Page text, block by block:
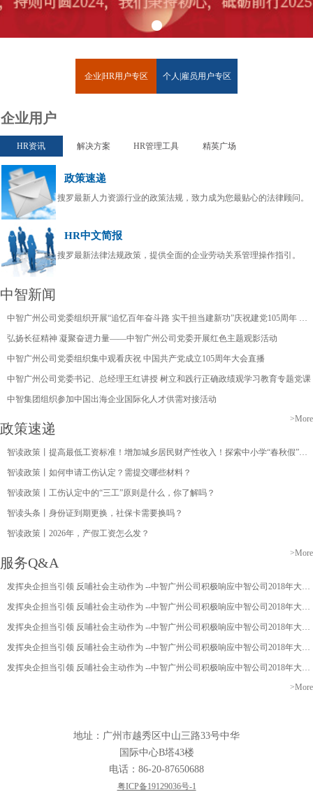
企业|HR用户专区 个人|雇员用户专区
企业用户
HR资讯 解决方案 HR管理工具 精英广场
政策速递
搜罗最新人力资源行业的政策法规，致力成为您最贴心的法律顾问。
HR中文简报
搜罗最新法律法规政策，提供全面的企业劳动关系管理操作指引。
中智新闻
中智广州公司党委组织开展“追忆百年奋斗路 实干担当建新功”庆祝建党105周年 主题党日活动
弘扬长征精神 凝聚奋进力量——中智广州公司党委开展红色主题观影活动
中智广州公司党委组织集中观看庆祝 中国共产党成立105周年大会直播
中智广州公司党委书记、总经理王红讲授 树立和践行正确政绩观学习教育专题党课
中智集团组织参加中国出海企业国际化人才供需对接活动
>More
政策速递
智读政策丨提高最低工资标准！增加城乡居民财产性收入！探索中小学“春秋假”与家长带薪年休假衔接…国家发改委最新发布
智读政策丨如何申请工伤认定？需提交哪些材料？
智读政策丨工伤认定中的“三工”原则是什么，你了解吗？
智读头条丨身份证到期更换，社保卡需要换吗？
智读政策丨2026年，产假工资怎么发？
>More
服务Q&A
发挥央企担当引领 反哺社会主动作为 --中智广州公司积极响应中智公司2018年大型慈善捐赠活动
发挥央企担当引领 反哺社会主动作为 --中智广州公司积极响应中智公司2018年大型慈善捐赠活动
发挥央企担当引领 反哺社会主动作为 --中智广州公司积极响应中智公司2018年大型慈善捐赠活动
发挥央企担当引领 反哺社会主动作为 --中智广州公司积极响应中智公司2018年大型慈善捐赠活动
发挥央企担当引领 反哺社会主动作为 --中智广州公司积极响应中智公司2018年大型慈善捐赠活动
>More
地址：广州市越秀区中山三路33号中华
国际中心B塔43楼
电话：86-20-87650688
粤ICP备19129036号-1